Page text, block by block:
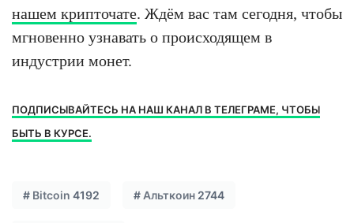
нашем крипточате. Ждём вас там сегодня, чтобы
мгновенно узнавать о происходящем в
индустрии монет.
ПОДПИСЫВАЙТЕСЬ НА НАШ КАНАЛ В ТЕЛЕГРАМЕ, ЧТОБЫ
БЫТЬ В КУРСЕ.
# Bitcoin 4192 # Альткоин 2744